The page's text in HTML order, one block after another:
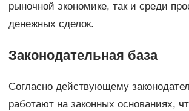
рыночной экономике, так и среди
денежных сделок.
Законодательная база
Согласно действующему
работают на законных основаниях,